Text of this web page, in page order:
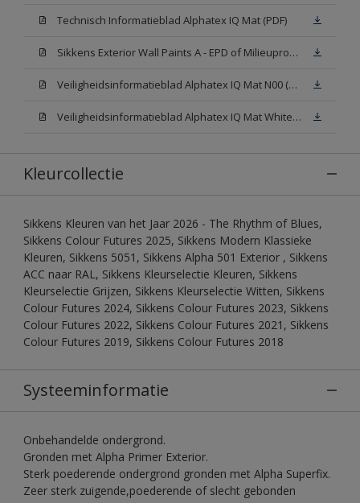
Technisch Informatieblad Alphatex IQ Mat (PDF)
Sikkens Exterior Wall Paints A - EPD of Milieuproductverklaring
Veiligheidsinformatieblad Alphatex IQ Mat N00 (MSDS)
Veiligheidsinformatieblad Alphatex IQ Mat White W05 (MSDS)
Kleurcollectie
Sikkens Kleuren van het Jaar 2026 - The Rhythm of Blues,
Sikkens Colour Futures 2025, Sikkens Modern Klassieke
Kleuren, Sikkens 5051, Sikkens Alpha 501 Exterior , Sikkens
ACC naar RAL, Sikkens Kleurselectie Kleuren, Sikkens
Kleurselectie Grijzen, Sikkens Kleurselectie Witten, Sikkens
Colour Futures 2024, Sikkens Colour Futures 2023, Sikkens
Colour Futures 2022, Sikkens Colour Futures 2021, Sikkens
Colour Futures 2019, Sikkens Colour Futures 2018
Systeeminformatie
Onbehandelde ondergrond.
Gronden met Alpha Primer Exterior.
Sterk poederende ondergrond gronden met Alpha Superfix.
Zeer sterk zuigende,poederende of slecht gebonden